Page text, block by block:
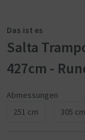
Das ist es
Salta
427cm -
Abmessungen
251 cm
305 cm